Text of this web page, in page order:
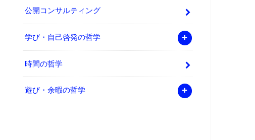
公開コンサルティング
学び・自己啓発の哲学
時間の哲学
遊び・余暇の哲学